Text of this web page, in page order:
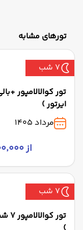
تورهای مشابه
7 شب
ایرتور )
مرداد 1405
از ۱۳۶٬۰۰۰٬۰۰۰ تومان + ۷۳۰ دلار
7 شب